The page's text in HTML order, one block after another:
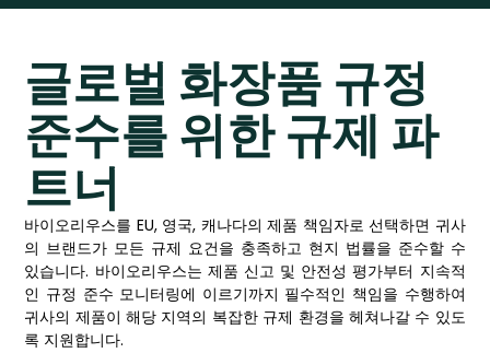
글로벌 화장품 규정
준수를 위한 규제 파
트너
바이오리우스를 EU, 영국, 캐나다의 제품 책임자로 선택하면 귀사
의 브랜드가 모든 규제 요건을 충족하고 현지 법률을 준수할 수
있습니다. 바이오리우스는 제품 신고 및 안전성 평가부터 지속적
인 규정 준수 모니터링에 이르기까지 필수적인 책임을 수행하여
귀사의 제품이 해당 지역의 복잡한 규제 환경을 헤쳐나갈 수 있도
록 지원합니다.